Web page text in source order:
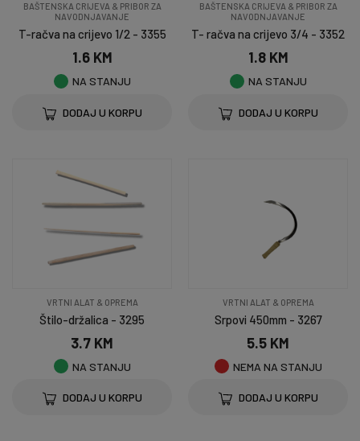
BAŠTENSKA CRIJEVA & PRIBOR ZA
NAVODNJAVANJE
T-račva na crijevo 1/2 - 3355
1.6 KM
NA STANJU
DODAJ U KORPU
BAŠTENSKA CRIJEVA & PRIBOR ZA
NAVODNJAVANJE
T- račva na crijevo 3/4 - 3352
1.8 KM
NA STANJU
DODAJ U KORPU
VRTNI ALAT & OPREMA
Štilo-držalica - 3295
3.7 KM
NA STANJU
DODAJ U KORPU
VRTNI ALAT & OPREMA
Srpovi 450mm - 3267
5.5 KM
NEMA NA STANJU
DODAJ U KORPU